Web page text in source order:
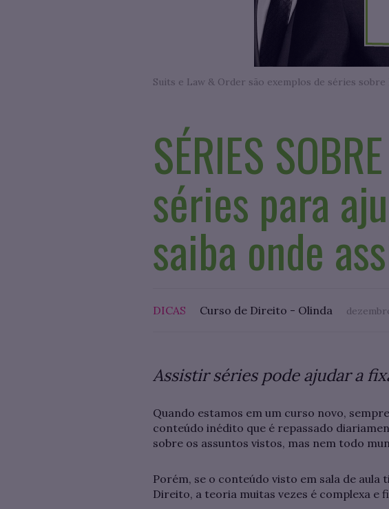
Suits e Law & Order são exemplos de séries
SÉRIES
séries para
saiba onde
DICAS Curso de Direito - Olinda
Assistir séries pode ajudar a
Quando estamos em um curso novo,
conteúdo inédito que é repassado
sobre os assuntos vistos, mas nem todo
Porém, se o conteúdo visto em sala de
Direito, a teoria muitas vezes é complexa